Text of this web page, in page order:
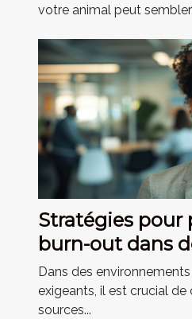
votre animal peut
Stratégies pour
burn-out dans
professionnels
Dans des
exigeants, il est crucial de
sources...